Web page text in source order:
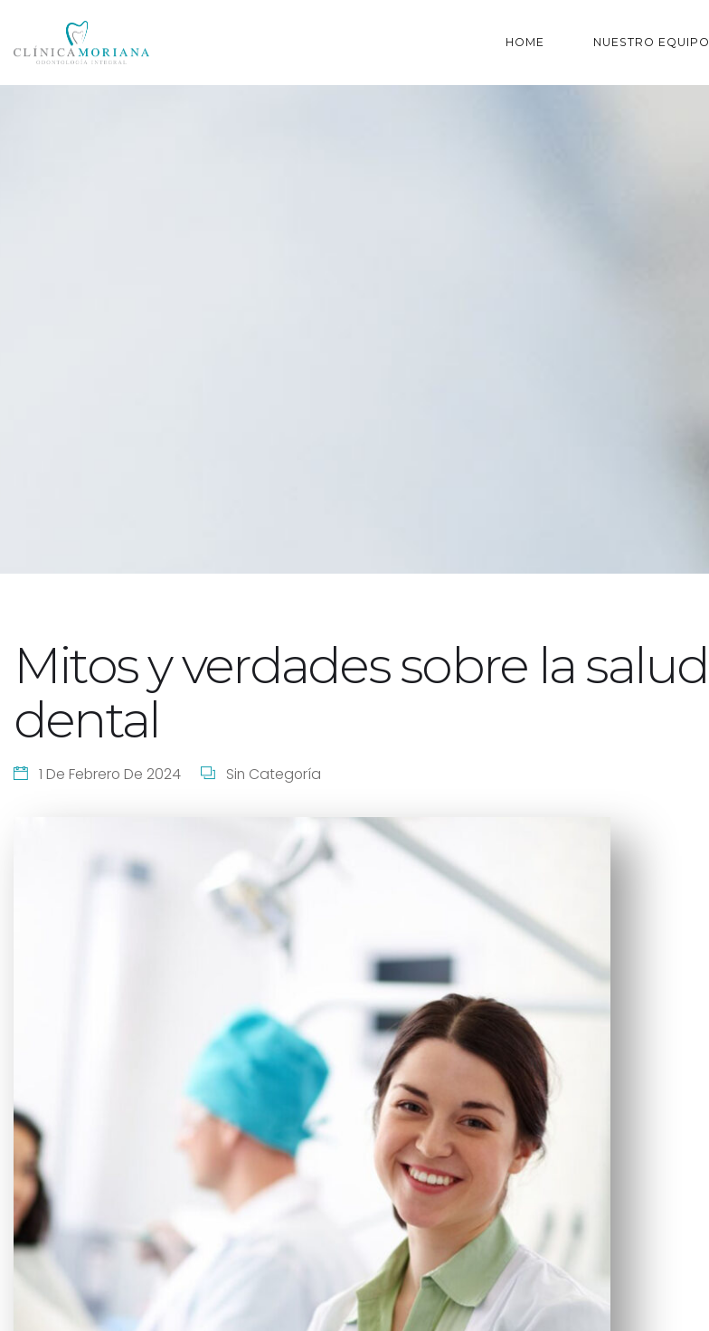
HOME NUESTRO EQUIPO
Mitos y verdades sobre la salud
dental
1 De Febrero De 2024 Sin Categoría